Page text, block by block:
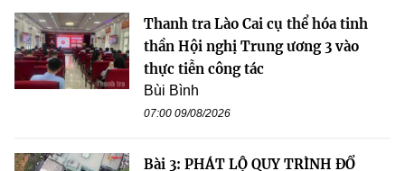
Thanh tra Lào Cai cụ thể hóa tinh
thần Hội nghị Trung ương 3 vào
thực tiễn công tác
Bùi Bình
07:00 09/08/2026
Bài 3: PHÁT LỘ QUY TRÌNH ĐỔ